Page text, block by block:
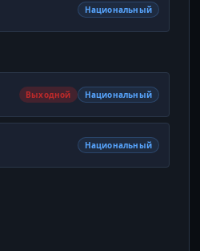
Национальный
Выходной Национальный
Национальный